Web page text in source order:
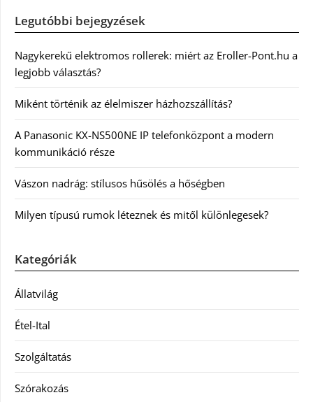
Legutóbbi bejegyzések
Nagykerekű elektromos rollerek: miért az Eroller-Pont.hu a
legjobb választás?
Miként történik az élelmiszer házhozszállítás?
A Panasonic KX-NS500NE IP telefonközpont a modern
kommunikáció része
Vászon nadrág: stílusos hűsölés a hőségben
Milyen típusú rumok léteznek és mitől különlegesek?
Kategóriák
Állatvilág
Étel-Ital
Szolgáltatás
Szórakozás